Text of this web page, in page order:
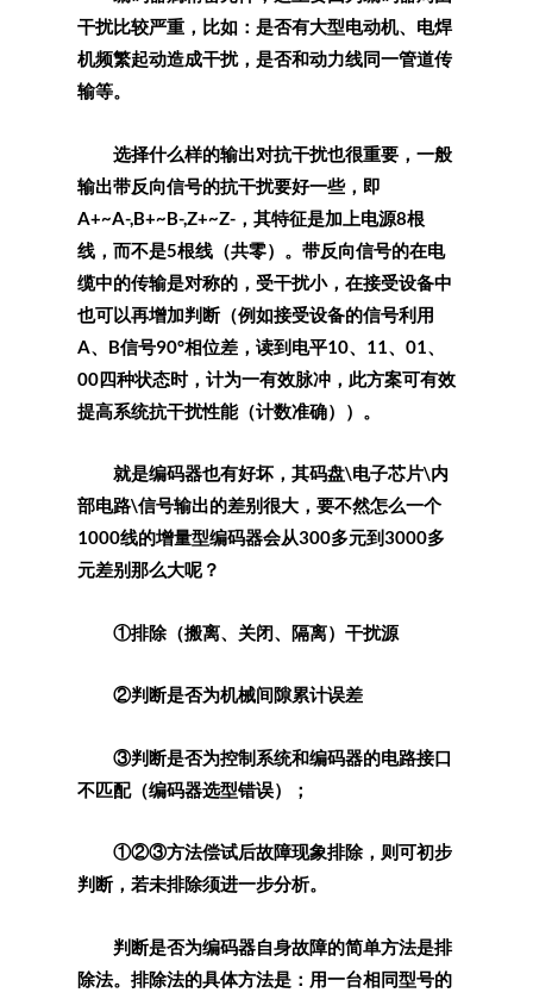
干扰比较严重，比如：是否有大型电动机、电焊
机频繁起动造成干扰，是否和动力线同一管道传
输等。
选择什么样的输出对抗干扰也很重要，一般
输出带反向信号的抗干扰要好一些，即
A+~A-,B+~B-,Z+~Z-，其特征是加上电源8根
线，而不是5根线（共零）。带反向信号的在电
缆中的传输是对称的，受干扰小，在接受设备中
也可以再增加判断（例如接受设备的信号利用
A、B信号90°相位差，读到电平10、11、01、
00四种状态时，计为一有效脉冲，此方案可有效
提高系统抗干扰性能（计数准确））。
就是编码器也有好坏，其码盘\电子芯片\内
部电路\信号输出的差别很大，要不然怎么一个
1000线的增量型编码器会从300多元到3000多
元差别那么大呢？
①排除（搬离、关闭、隔离）干扰源
②判断是否为机械间隙累计误差
③判断是否为控制系统和编码器的电路接口
不匹配（编码器选型错误）；
①②③方法偿试后故障现象排除，则可初步
判断，若未排除须进一步分析。
判断是否为编码器自身故障的简单方法是排
除法。排除法的具体方法是：用一台相同型号的